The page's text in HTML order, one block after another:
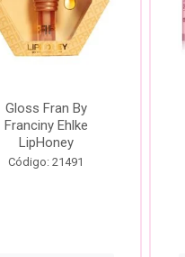
Gloss Fran By
Franciny Ehlke
LipHoney
Código: 21491